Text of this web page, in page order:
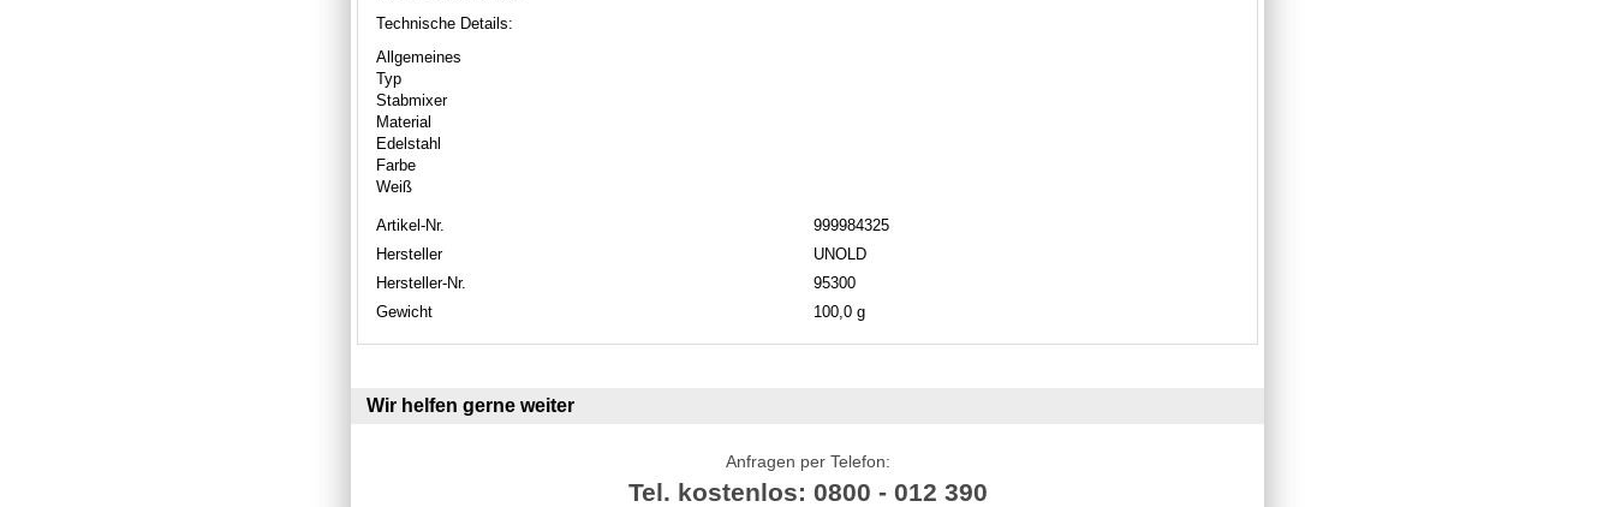
Technische Details:
Allgemeines
Typ
Stabmixer
Material
Edelstahl
Farbe
Weiß
Artikel-Nr.
999984325
Hersteller
UNOLD
Hersteller-Nr.
95300
Gewicht
100,0 g
Wir helfen gerne weiter
Anfragen per Telefon:
Tel. kostenlos: 0800 - 012 390